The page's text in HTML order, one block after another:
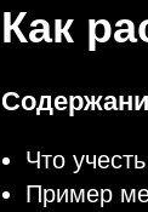
Как
Что
Пример